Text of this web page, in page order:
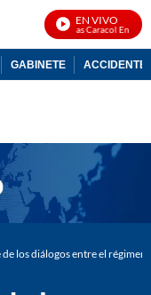
EN VIVO
Noticias Caracol En Vivo
GABINETE ACCIDENTE
de los diálogos entre el